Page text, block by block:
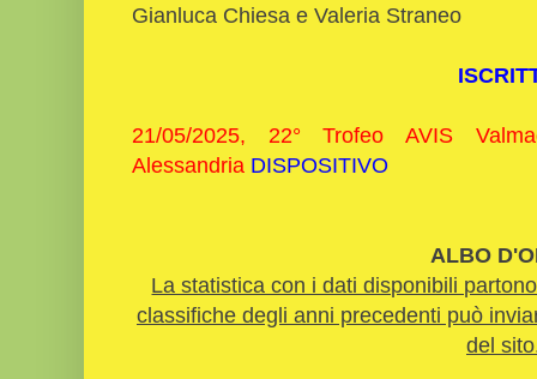
Gianluca Chiesa e Valeria Straneo
21/05/2025, 22° Trofeo AVIS
Alessandria DISPOSITIVO
ALBO
La statistica con i dati disponibili
classifiche degli anni precedenti può
del